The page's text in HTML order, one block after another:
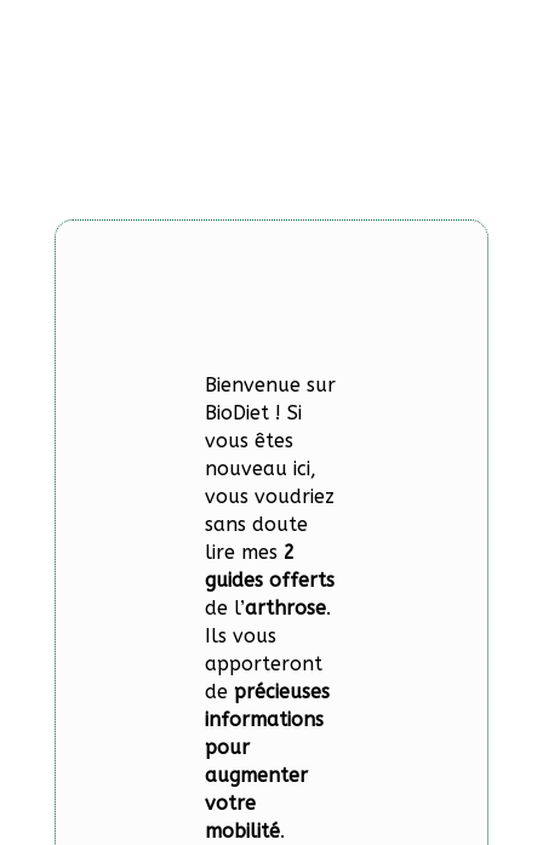
Bienvenue sur
BioDiet ! Si
vous êtes
nouveau ici,
vous voudriez
sans doute
lire mes 2
guides offerts
de l’arthrose.
Ils vous
apporteront
deprécieuses
informations
pour
augmenter
votre
mobilité.